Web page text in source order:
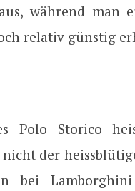
während man
relativ günstig
Polo Storico
der
bei Lamborghini